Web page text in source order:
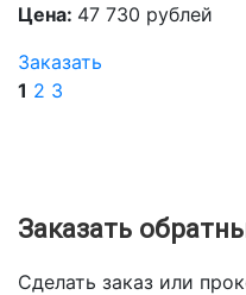
Цена: 47 730 рублей
Заказать
1 2 3
Заказать
Сделать заказ или